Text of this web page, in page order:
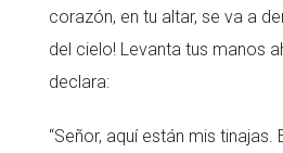
corazón, en tu altar, se va a
del cielo! Levanta tus manos
declara:
“Señor, aquí están mis tinajas.